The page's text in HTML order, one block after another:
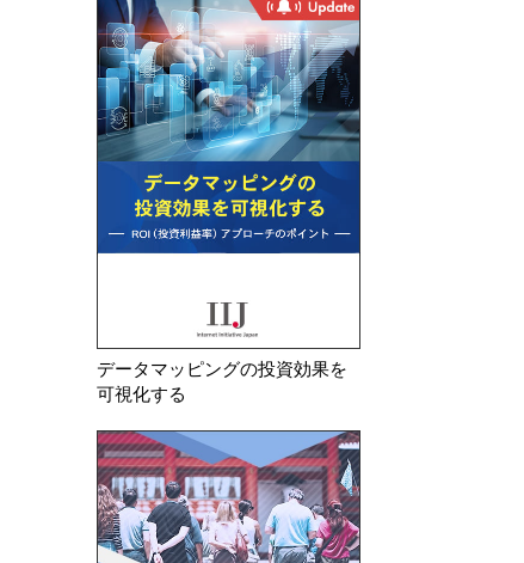
データマッピングの投資効果を
可視化する